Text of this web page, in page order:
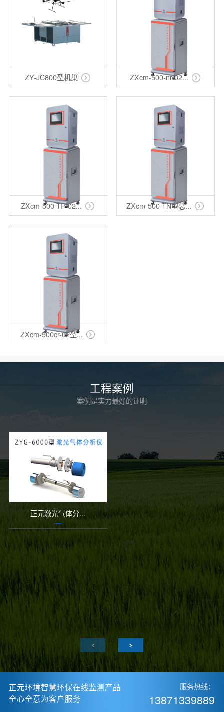
ZY-JC800型机巢 ZXcm-500-nr-02...
ZXcm-500-TP-02... ZXcm-500-TN型总...
ZXcm-500cr-02型...
工程案例
案例是实力最好的证明
正元激光气体分...
正元环境智慧环保在线监测产品
全心全意为客户服务
服务热线：
13871339889